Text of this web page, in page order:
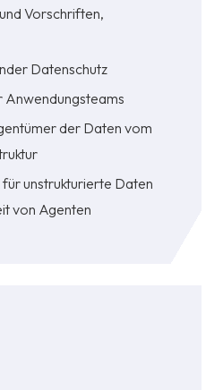
Vorschriften,
Datenschutz
der Daten vom
unstrukturierte Daten
von Agenten